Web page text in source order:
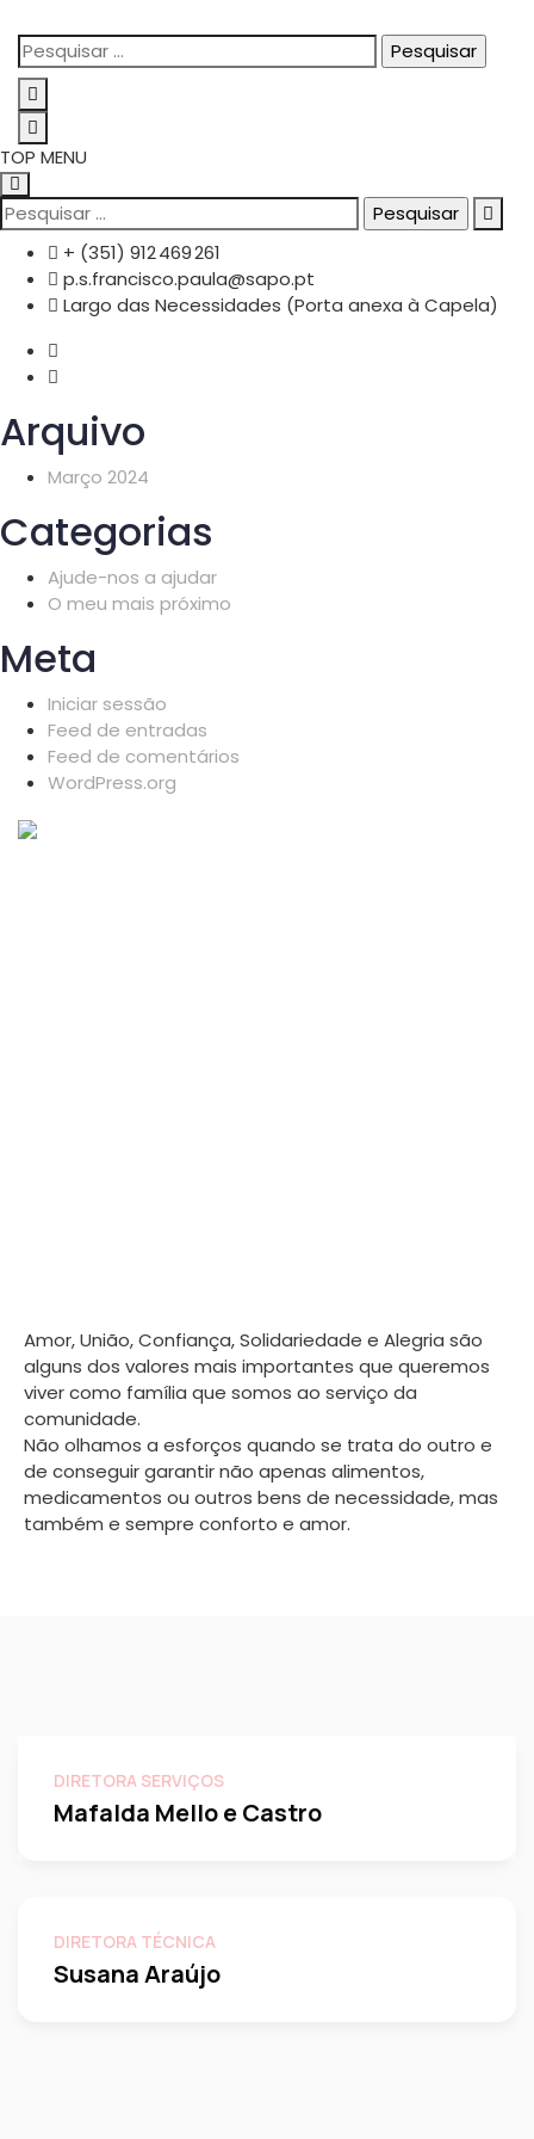
TOP MENU
+ (351) 912 469 261
p.s.francisco.paula@sapo.pt
Largo das Necessidades (Porta anexa à Capela)
Arquivo
Março 2024
Categorias
Ajude-nos a ajudar
O meu mais próximo
Meta
Iniciar sessão
Feed de entradas
Feed de comentários
WordPress.org
Amor, União, Confiança, Solidariedade e Alegria são
alguns dos valores mais importantes que queremos
viver como família que somos ao serviço da
comunidade.
Não olhamos a esforços quando se trata do outro e
de conseguir garantir não apenas alimentos,
medicamentos ou outros bens de necessidade, mas
também e sempre conforto e amor.
DIRETORA SERVIÇOS
Mafalda Mello e Castro
DIRETORA TÉCNICA
Susana Araújo